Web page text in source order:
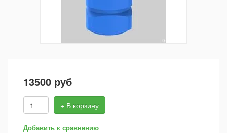
13500 руб
+ В корзину
Добавить к сравнению